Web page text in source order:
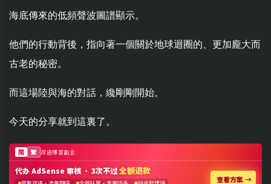
海底傳來的低頻聲波圖譜顯示。
他們的行動背後，指向著一個關於地球迴圈的、更加龐大而
古老的秘密。
而這場陸與海的對話，纔剛剛開始。
今天的分享就到這裏了。